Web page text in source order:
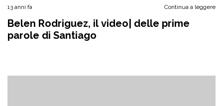
13 anni fa Continua a leggere
Belen Rodriguez, il video| delle prime
parole di Santiago